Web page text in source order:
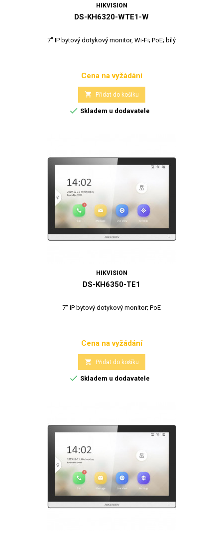
HIKVISION
DS-KH6320-WTE1-W
7" IP bytový dotykový monitor, Wi-Fi; PoE; bílý
Cena
Cena na vyžádání
 Přidat do košíku
 Skladem u dodavatele
HIKVISION
DS-KH6350-TE1
7" IP bytový dotykový monitor; PoE
Cena
Cena na vyžádání
 Přidat do košíku
 Skladem u dodavatele